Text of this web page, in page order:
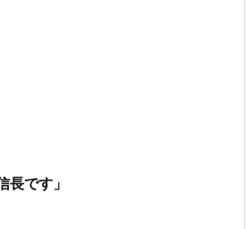
長です」